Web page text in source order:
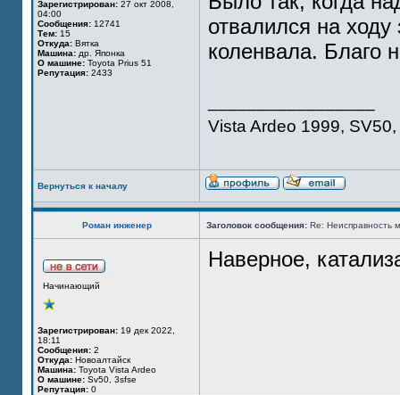
Зарегистрирован: 27 окт 2008,
04:00
Сообщения: 12741
Тем: 15
Откуда: Вятка
Машина: др. Японка
О машине: Toyota Prius 51
Репутация: 2433
отвалился на
коленвала. Благо
Vista Ardeo 1999,
Вернуться к началу
Роман инженер Заголовок сообщения: Re: Неисправность
Начинающий
Зарегистрирован: 19 дек 2022,
18:11
Сообщения: 2
Откуда: Новоалтайск
Машина: Toyota Vista Ardeo
О машине: Sv50, 3sfse
Репутация: 0
Наверное,